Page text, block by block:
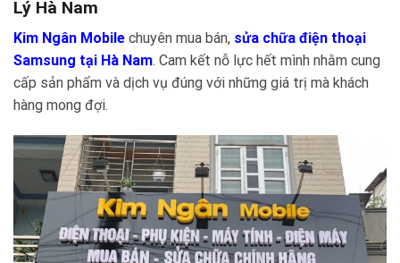
Lý Hà Nam
Kim Ngân Mobile chuyên mua bán, sửa chữa điện thoại
Samsung tại Hà Nam. Cam kết nỗ lực hết mình nhằm cung
cấp sản phẩm và dịch vụ đúng với những giá trị mà khách
hàng mong đợi.